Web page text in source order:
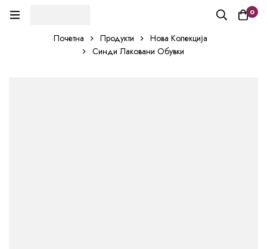
0
Почетна Продукти
Нова Колекција
Синди Лаковани Обувки